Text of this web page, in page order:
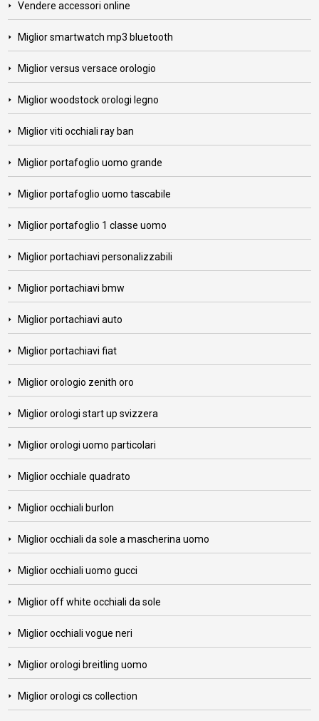
Vendere accessori online
Miglior smartwatch mp3 bluetooth
Miglior versus versace orologio
Miglior woodstock orologi legno
Miglior viti occhiali ray ban
Miglior portafoglio uomo grande
Miglior portafoglio uomo tascabile
Miglior portafoglio 1 classe uomo
Miglior portachiavi personalizzabili
Miglior portachiavi bmw
Miglior portachiavi auto
Miglior portachiavi fiat
Miglior orologio zenith oro
Miglior orologi start up svizzera
Miglior orologi uomo particolari
Miglior occhiale quadrato
Miglior occhiali burlon
Miglior occhiali da sole a mascherina uomo
Miglior occhiali uomo gucci
Miglior off white occhiali da sole
Miglior occhiali vogue neri
Miglior orologi breitling uomo
Miglior orologi cs collection